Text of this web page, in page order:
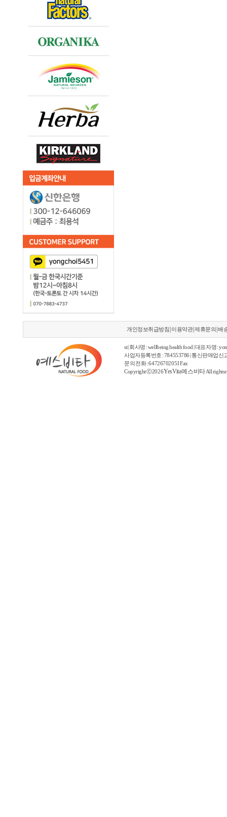
개인정보취급방침 이용약관|제휴문의 |배
st | 회사명 : wellbeing health food | 대표자명 :
사업자등록번호 : 784553786 | 통신판매업신
문의 전화 : 6472670205 I Fax
Copyright ⓒ2026YesVita 예스비타All rights